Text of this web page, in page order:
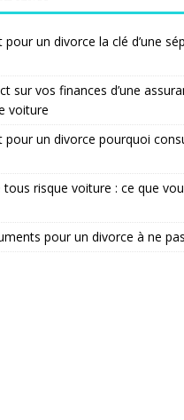
un divorce la clé d’une
sur vos finances d’une
voiture
pour un divorce pourquoi
tous risque voiture : ce que
pour un divorce à ne